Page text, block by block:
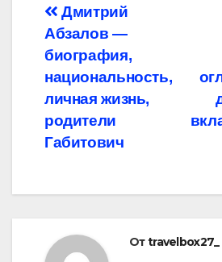
Навигация
по
записям
Дмитрий
Абзалов —
биография,
национальность,
личная жизнь,
родители
Габитович
Отtravelbox27_